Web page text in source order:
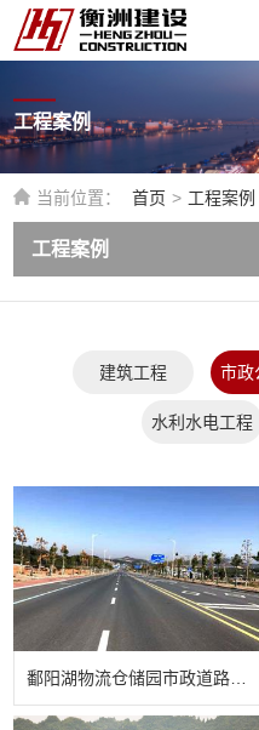
工程案例
当前位置： 首页 > 工程案例
工程案例
建筑工程 市政
水利水电工程